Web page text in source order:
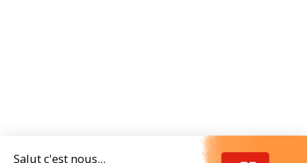
Salut c'est nous...